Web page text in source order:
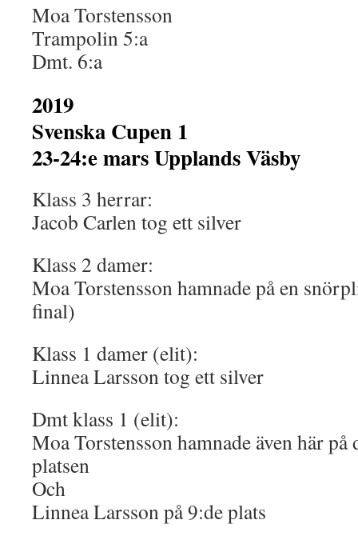
Moa Torstensson
Trampolin 5:a
Dmt. 6:a
2019
Svenska Cupen 1
23-24:e mars Upplands Väsby
Klass 3 herrar:
Jacob Carlen tog ett silver
Klass 2 damer:
Moa Torstensson hamnade på en
final)
Klass 1 damer (elit):
Linnea Larsson tog ett silver
Dmt klass 1 (elit):
Moa Torstensson hamnade även här
platsen
Och
Linnea Larsson på 9:de plats